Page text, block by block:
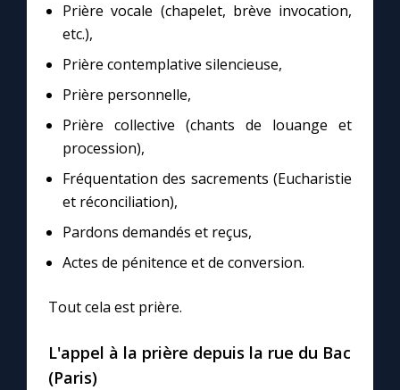
Prier au quotidien
Avec Thérèse de Lisieux
L'Évangile chaque jour
Les premiers samedis du mois
Marie qui défait les nœuds
Me consacrer à Jésus par Marie
Mes intentions de prière
Une Minute avec Marie
Prière vocale (chapelet, brève invocation,
etc.),
Prière contemplative silencieuse,
Prière personnelle,
Prière collective (chants de louange et
procession),
Fréquentation des sacrements (Eucharistie
et réconciliation),
Pardons demandés et reçus,
Actes de pénitence et de conversion.
Tout cela est prière.
L'appel à la prière depuis la rue du Bac
(Paris)